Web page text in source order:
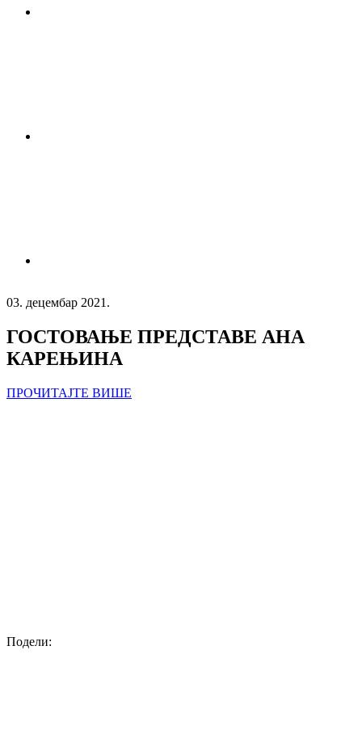
03. децембар 2021.
ГОСТОВАЊЕ ПРЕДСТАВЕ АНА
КАРЕЊИНА
ПРОЧИТАЈТЕ ВИШЕ
Подели: